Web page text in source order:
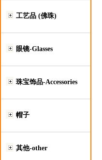
工艺品 (佛珠)
眼镜-Glasses
珠宝饰品-Accessories
帽子
其他-other